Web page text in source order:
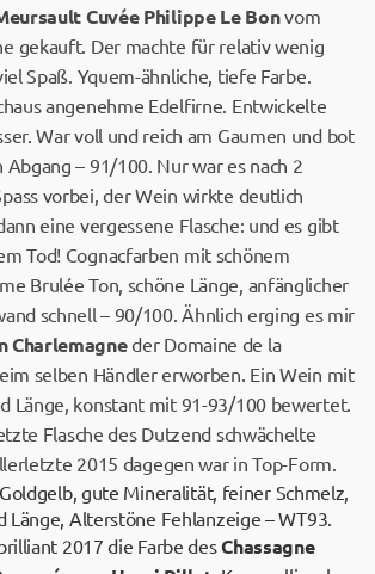
Cuvée Philippe Le Bonvom
gekauft. Der machte für relativ wenig
Spaß. Yquem-ähnliche, tiefe Farbe.
angenehme Edelfirne. Entwickelte
War voll und reich am Gaumen und bot
– 91/100. Nur war es nach 2
vorbei, der Wein wirkte deutlich
eine vergessene Flasche: und es gibt
Tod! Cognacfarben mit schönem
Brulée Ton, schöne Länge, anfänglicher
schnell – 90/100. Ähnlich erging es mir
Charlemagneder Domaine de la
selben Händler erworben. Ein Wein mit
Länge, konstant mit 91-93/100 bewertet.
Flasche des Dutzend schwächelte
2015 dagegen war in Top-Form.
gute Mineralität, feiner Schmelz,
Länge, Alterstöne Fehlanzeige – WT93.
2017 die Farbe desChassagne